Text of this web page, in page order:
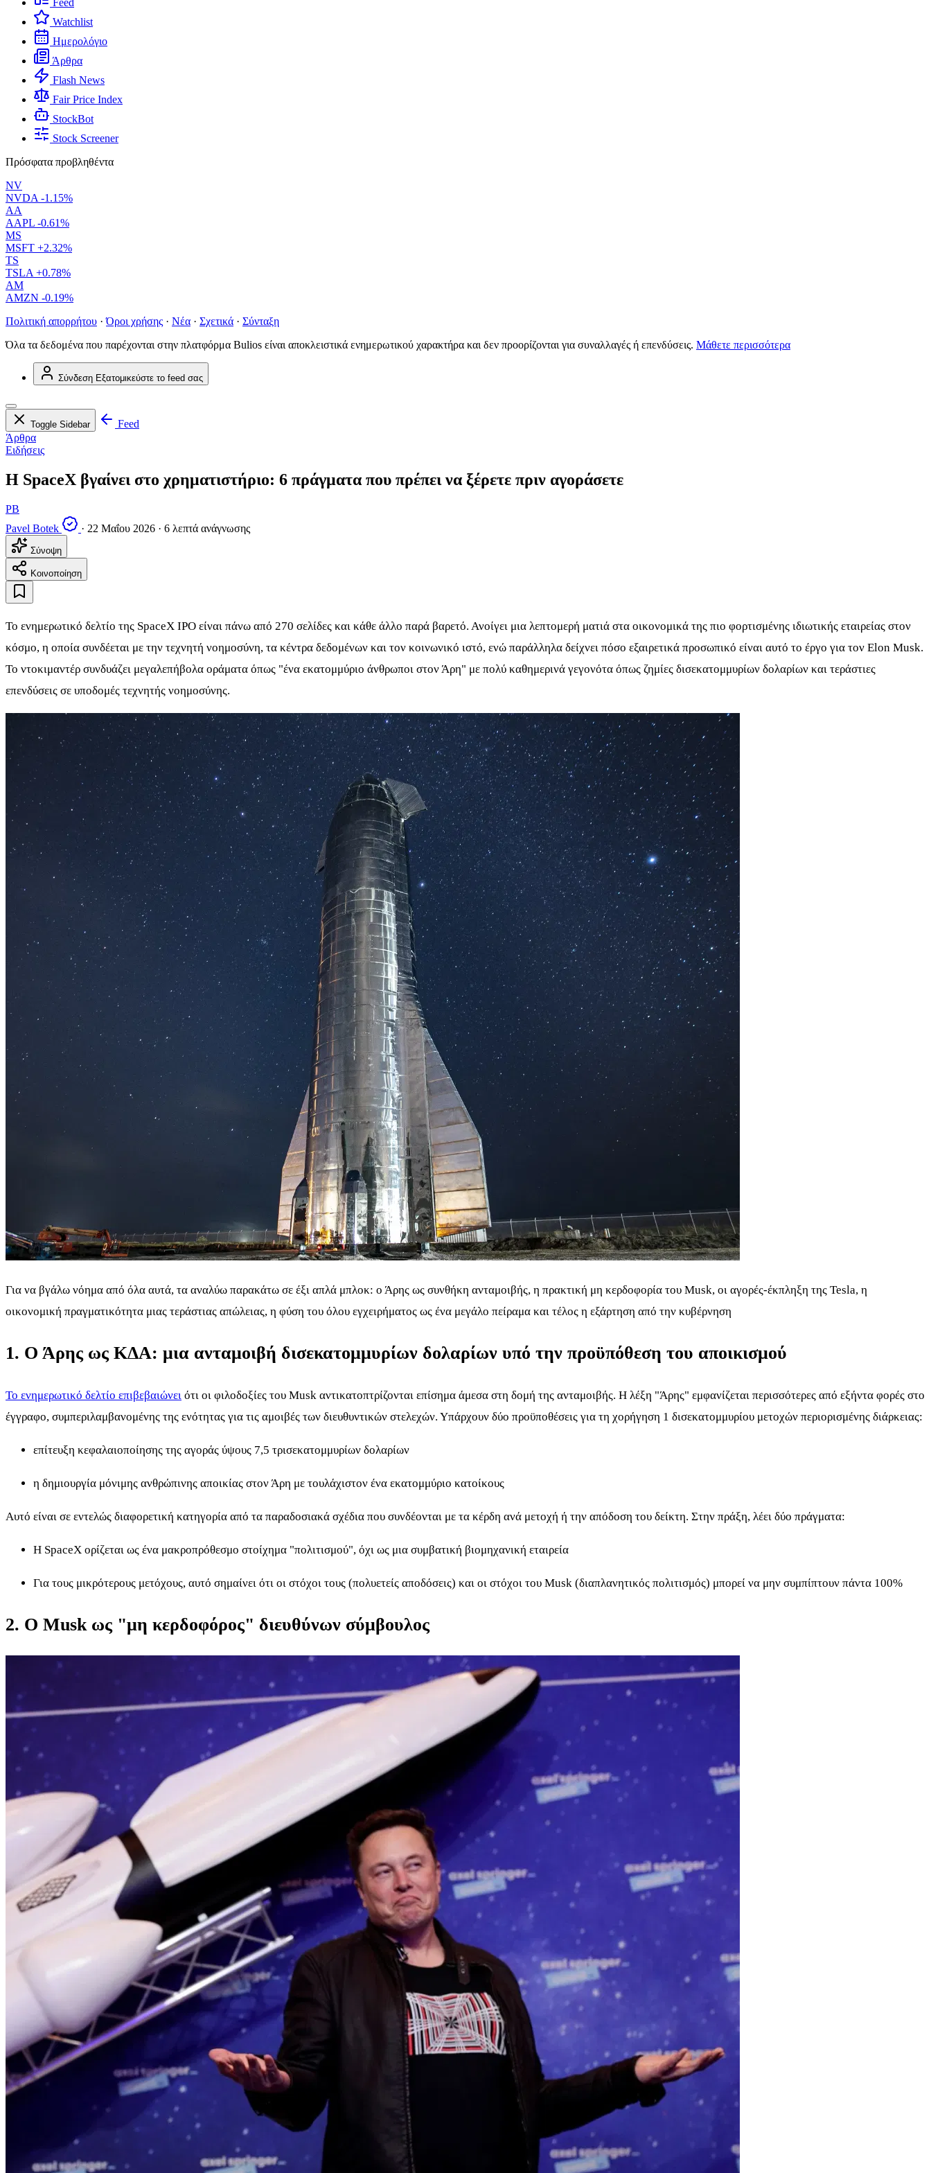
Feed
Watchlist
Ημερολόγιο
Άρθρα
Flash News
Fair Price Index
StockBot
Stock Screener
Πρόσφατα προβληθέντα
NV
NVDA -1.15%
AA
AAPL -0.61%
MS
MSFT +2.32%
TS
TSLA +0.78%
AM
AMZN -0.19%
Πολιτική απορρήτου · Όροι χρήσης · Νέα · Σχετικά · Σύνταξη
Όλα τα δεδομένα που παρέχονται στην πλατφόρμα Bulios είναι αποκλειστικά ενημερωτικού χαρακτήρα και δεν προορίζονται για συναλλαγές ή επενδύσεις. Μάθετε περισσότερα
Σύνδεση Εξατομικεύστε το feed σας
Toggle Sidebar
Feed
Άρθρα
Ειδήσεις
Η SpaceX βγαίνει στο χρηματιστήριο: 6 πράγματα που πρέπει να ξέρετε πριν αγοράσετε
PB
Pavel Botek
· 22 Μαΐου 2026 · 6 λεπτά ανάγνωσης
Σύνοψη
Κοινοποίηση
Το ενημερωτικό δελτίο της SpaceX IPO είναι πάνω από 270 σελίδες και κάθε άλλο παρά βαρετό. Ανοίγει μια λεπτομερή ματιά στα οικονομικά της πιο φορτισμένης ιδιωτικής εταιρείας στον
κόσμο, η οποία συνδέεται με την τεχνητή νοημοσύνη, τα κέντρα δεδομένων και τον κοινωνικό ιστό, ενώ παράλληλα δείχνει πόσο εξαιρετικά προσωπικό είναι αυτό το έργο για τον Elon Musk.
Το ντοκιμαντέρ συνδυάζει μεγαλεπήβολα οράματα όπως "ένα εκατομμύριο άνθρωποι στον Άρη" με πολύ καθημερινά γεγονότα όπως ζημίες δισεκατομμυρίων δολαρίων και τεράστιες
επενδύσεις σε υποδομές τεχνητής νοημοσύνης.
Για να βγάλω νόημα από όλα αυτά, τα αναλύω παρακάτω σε έξι απλά μπλοκ: ο Άρης ως συνθήκη ανταμοιβής, η πρακτική μη κερδοφορία του Musk, οι αγορές-έκπληξη της Tesla, η
οικονομική πραγματικότητα μιας τεράστιας απώλειας, η φύση του όλου εγχειρήματος ως ένα μεγάλο πείραμα και τέλος η εξάρτηση από την κυβέρνηση
1. Ο Άρης ως ΚΔΑ: μια ανταμοιβή δισεκατομμυρίων δολαρίων υπό την προϋπόθεση του αποικισμού
Το ενημερωτικό δελτίο επιβεβαιώνει ότι οι φιλοδοξίες του Musk αντικατοπτρίζονται επίσημα άμεσα στη δομή της ανταμοιβής. Η λέξη "Άρης" εμφανίζεται περισσότερες από εξήντα φορές στο
έγγραφο, συμπεριλαμβανομένης της ενότητας για τις αμοιβές των διευθυντικών στελεχών. Υπάρχουν δύο προϋποθέσεις για τη χορήγηση 1 δισεκατομμυρίου μετοχών περιορισμένης διάρκειας:
επίτευξη κεφαλαιοποίησης της αγοράς ύψους 7,5 τρισεκατομμυρίων δολαρίων
η δημιουργία μόνιμης ανθρώπινης αποικίας στον Άρη με τουλάχιστον ένα εκατομμύριο κατοίκους
Αυτό είναι σε εντελώς διαφορετική κατηγορία από τα παραδοσιακά σχέδια που συνδέονται με τα κέρδη ανά μετοχή ή την απόδοση του δείκτη. Στην πράξη, λέει δύο πράγματα:
Η SpaceX ορίζεται ως ένα μακροπρόθεσμο στοίχημα "πολιτισμού", όχι ως μια συμβατική βιομηχανική εταιρεία
Για τους μικρότερους μετόχους, αυτό σημαίνει ότι οι στόχοι τους (πολυετείς αποδόσεις) και οι στόχοι του Musk (διαπλανητικός πολιτισμός) μπορεί να μην συμπίπτουν πάντα 100%
2. Ο Musk ως "μη κερδοφόρος" διευθύνων σύμβουλος